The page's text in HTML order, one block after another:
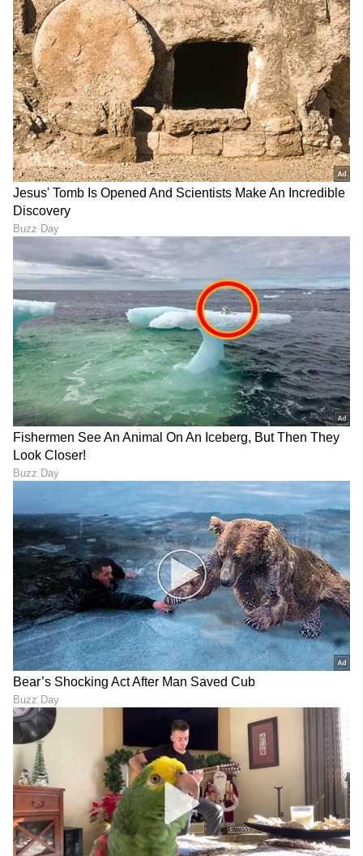
ಶೇ.50 ರಿಂದ ಶೇ.18 ಕ್ಕೆ TAX ಇಳಿಕೆ: ಮೋದಿ-
ಟ್ರಂಪ್ ಐತಿಹಾಸಿಕ ಒಪ್ಪಂದ | India US
Trade Deal | Party Rounds